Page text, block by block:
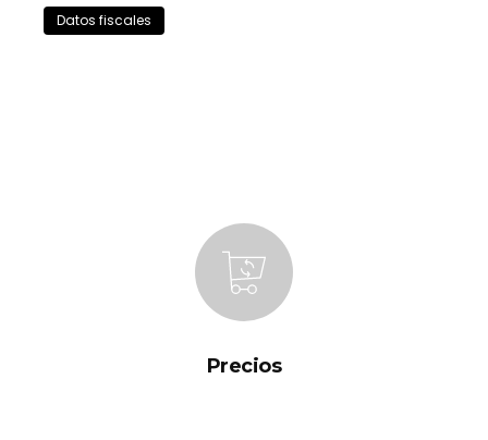
Datos fiscales
Precios